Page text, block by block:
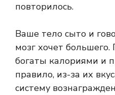
повторилось.
Ваше тело сыто и
мозг хочет
богаты калориями и
правило, из-за их
систему